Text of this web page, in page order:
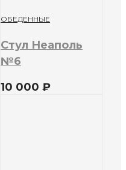
ОБЕДЕННЫЕ
Стул Неаполь
№6
10 000 ₽